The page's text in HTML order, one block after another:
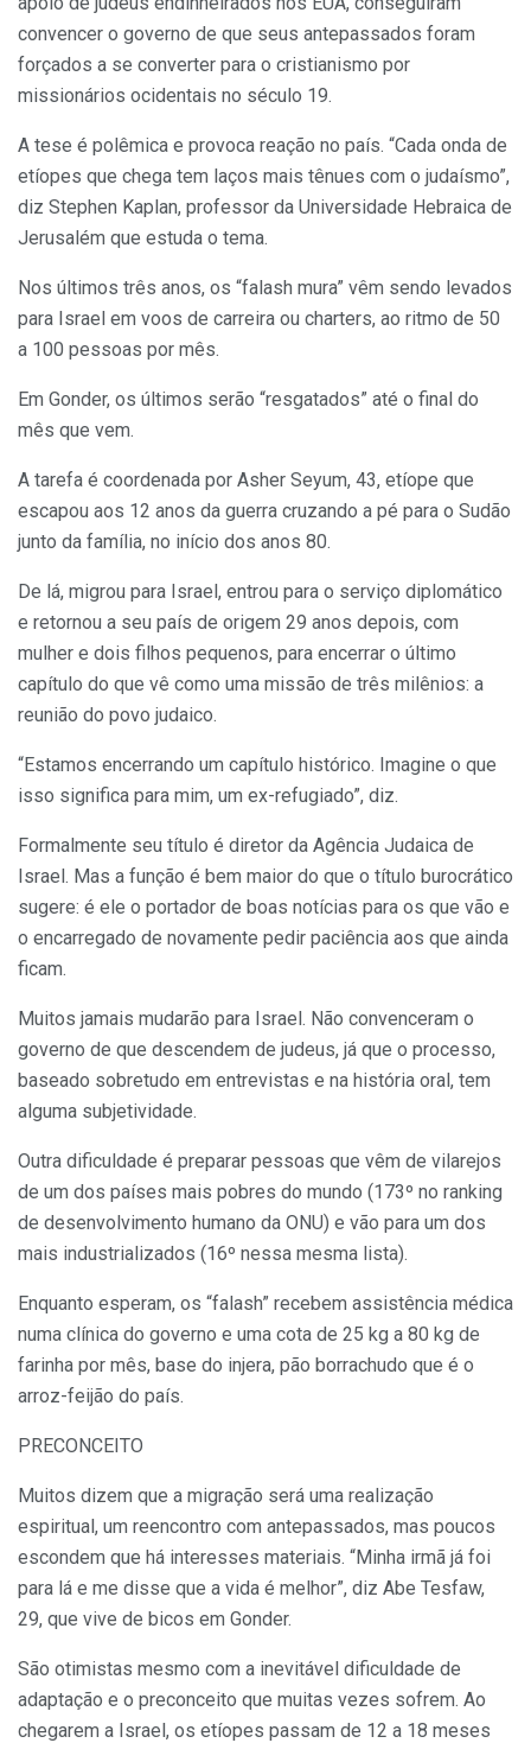
convencer o governo de que seus antepassados foram
forçados a se converter para o cristianismo por
missionários ocidentais no século 19.
A tese é polêmica e provoca reação no país. “Cada onda de
etíopes que chega tem laços mais tênues com o judaísmo”,
diz Stephen Kaplan, professor da Universidade Hebraica de
Jerusalém que estuda o tema.
Nos últimos três anos, os “falash mura” vêm sendo levados
para Israel em voos de carreira ou charters, ao ritmo de 50
a 100 pessoas por mês.
Em Gonder, os últimos serão “resgatados” até o final do
mês que vem.
A tarefa é coordenada por Asher Seyum, 43, etíope que
escapou aos 12 anos da guerra cruzando a pé para o Sudão
junto da família, no início dos anos 80.
De lá, migrou para Israel, entrou para o serviço diplomático
e retornou a seu país de origem 29 anos depois, com
mulher e dois filhos pequenos, para encerrar o último
capítulo do que vê como uma missão de três milênios: a
reunião do povo judaico.
“Estamos encerrando um capítulo histórico. Imagine o que
isso significa para mim, um ex-refugiado”, diz.
Formalmente seu título é diretor da Agência Judaica de
Israel. Mas a função é bem maior do que o título burocrático
sugere: é ele o portador de boas notícias para os que vão e
o encarregado de novamente pedir paciência aos que ainda
ficam.
Muitos jamais mudarão para Israel. Não convenceram o
governo de que descendem de judeus, já que o processo,
baseado sobretudo em entrevistas e na história oral, tem
alguma subjetividade.
Outra dificuldade é preparar pessoas que vêm de vilarejos
de um dos países mais pobres do mundo (173º no ranking
de desenvolvimento humano da ONU) e vão para um dos
mais industrializados (16º nessa mesma lista).
Enquanto esperam, os “falash” recebem assistência médica
numa clínica do governo e uma cota de 25 kg a 80 kg de
farinha por mês, base do injera, pão borrachudo que é o
arroz-feijão do país.
PRECONCEITO
Muitos dizem que a migração será uma realização
espiritual, um reencontro com antepassados, mas poucos
escondem que há interesses materiais. “Minha irmã já foi
para lá e me disse que a vida é melhor”, diz Abe Tesfaw,
29, que vive de bicos em Gonder.
São otimistas mesmo com a inevitável dificuldade de
adaptação e o preconceito que muitas vezes sofrem. Ao
chegarem a Israel, os etíopes passam de 12 a 18 meses